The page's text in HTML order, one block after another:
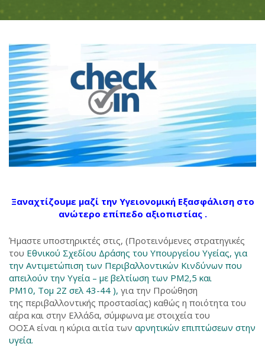
Ξαναχτίζουμε μαζί την Υγειονομική Εξασφάλιση στο
ανώτερο επίπεδο αξιοπιστίας .
Ήμαστε υποστηρικτές στις, (Προτεινόμενες στρατηγικές
του Εθνικού Σχεδίου Δράσης του Υπουργείου Υγείας, για
την Αντιμετώπιση των Περιβαλλοντικών Κινδύνων που
απειλούν την Υγεία – με βελτίωση των PM2,5 και
PM10, Τομ 2Ζ σελ 43-44 ), για την Προώθηση
της περιβαλλοντικής προστασίας) καθώς η ποιότητα του
αέρα και στην Ελλάδα, σύμφωνα με στοιχεία του
ΟΟΣΑ είναι η κύρια αιτία των αρνητικών επιπτώσεων στην
υγεία.